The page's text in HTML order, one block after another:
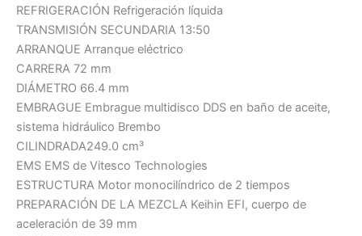
REFRIGERACIÓN Refrigeración líquida
TRANSMISIÓN SECUNDARIA 13:50
ARRANQUE Arranque eléctrico
CARRERA 72 mm
DIÁMETRO 66.4 mm
EMBRAGUE Embrague multidisco DDS en baño de aceite,
sistema hidráulico Brembo
CILINDRADA249.0 cm³
EMS EMS de Vitesco Technologies
ESTRUCTURA Motor monocilíndrico de 2 tiempos
PREPARACIÓN DE LA MEZCLA Keihin EFI, cuerpo de
aceleración de 39 mm